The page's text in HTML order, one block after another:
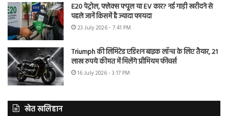
E20 पेट्रोल, फ्लेक्स फ्यूल या EV कार? नई गाड़ी खरीदने से
पहले जानें किसमें है ज्यादा फायदा
23 July 2026 - 7:41 PM
Triumph की लिमिटेड एडिशन बाइक लॉन्च के लिए तैयार, 21
लाख रुपये कीमत में मिलेंगे प्रीमियम फीचर्स
16 July 2026 - 3:17 PM
खेत खलिहान